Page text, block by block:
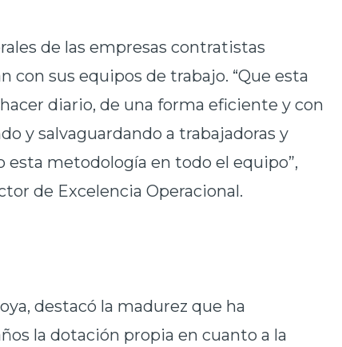
de las empresas contratistas
con sus equipos de trabajo. “Que esta
diario, de una forma eficiente y con
y salvaguardando a trabajadoras y
esta metodología en todo el equipo”,
de Excelencia Operacional.
destacó la madurez que ha
la dotación propia en cuanto a la